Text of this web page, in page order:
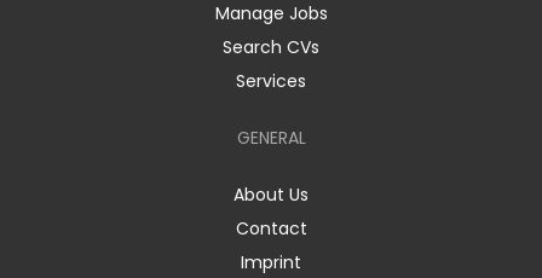
Manage Jobs
Search CVs
Services
GENERAL
About Us
Contact
Imprint